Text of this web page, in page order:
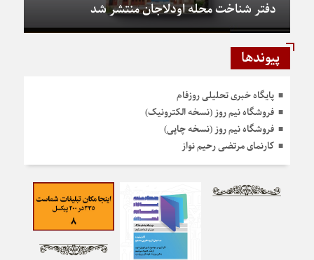
دفتر شناخت محله اودلاجان منتشر شد
پیوندها
پایگاه خبری تحلیلی روزفام
فروشگاه نیم روز (نسخه الکترونیک)
فروشگاه نیم روز (نسخه چاپی)
کارنمای مرتضی رحیم نواز